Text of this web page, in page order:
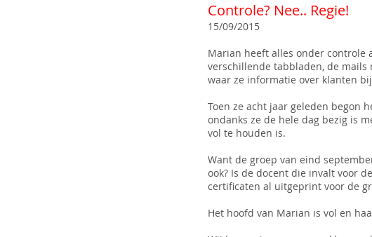
Controle? Nee.. Regie!
15/09/2015
Marian heeft alles onder
verschillende tabbladen, de mails
waar ze informatie over klanten
Toen ze acht jaar geleden begon
ondanks ze de hele dag bezig is
vol te houden is.
Want de groep van eind
ook? Is de docent die invalt voor
certificaten al uitgeprint voor de
Het hoofd van Marian is vol en